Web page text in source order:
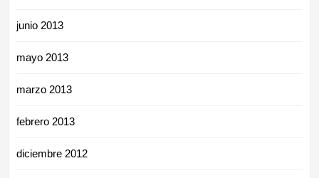
junio 2013
mayo 2013
marzo 2013
febrero 2013
diciembre 2012